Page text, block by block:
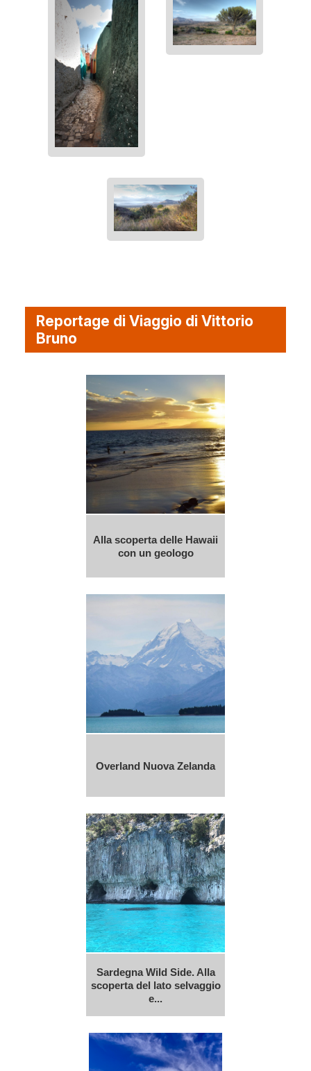
Reportage di Viaggio di Vittorio
Bruno
Alla scoperta delle Hawaii
con un geologo
Overland Nuova Zelanda
Sardegna Wild Side. Alla
scoperta del lato selvaggio
e...